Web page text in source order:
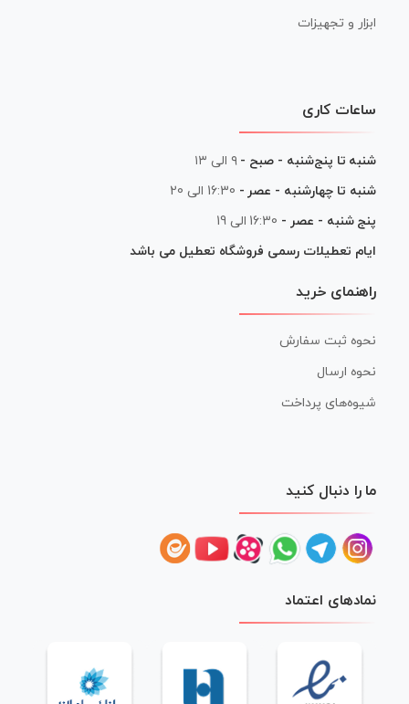
ابزار و تجهیزات
ساعات کاری
شنبه تا پنج‌شنبه - صبح - ۹ الی ۱۳
شنبه تا چهارشنبه - عصر - 16:30 الی 20
پنج شنبه - عصر - 16:30 الی 19
ایام تعطیلات رسمی فروشگاه تعطیل می باشد
راهنمای خرید
نحوه ثبت سفارش
نحوه ارسال
شیوه‌های پرداخت
ما را دنبال کنید
نمادهای اعتماد